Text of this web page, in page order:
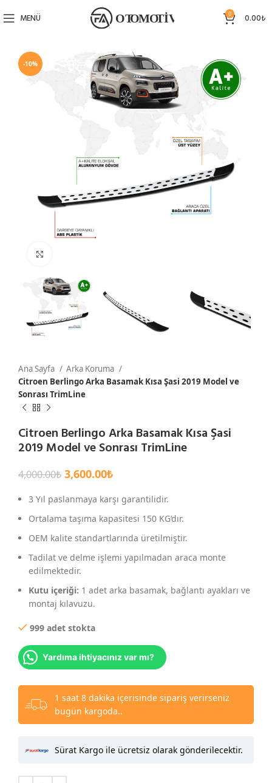
MENÜ 0 0.00₺
-10%
Ana Sayfa
Arka Koruma
Citroen Berlingo Arka Basamak Kısa Şasi 2019 Model ve
Sonrası TrimLine
Citroen Berlingo Arka Basamak Kısa Şasi
2019 Model ve Sonrası TrimLine
4,000.00₺ 3,600.00₺
3 Yıl paslanmaya karşı garantilidir.
Ortalama taşıma kapasitesi 150 KG’dır.
OEM kalite standartlarında üretilmiştir.
Tadilat ve delme işlemi yapılmadan araca monte
edilmektedir.
Kutu içeriği: 1 adet arka basamak, bağlantı ayakları ve
montaj kılavuzu.
999 adet stokta
Yardıma ihtiyacınız var mı?
1 saat 8 dakika içerisinde sipariş verirseniz
bugün kargoda..
Sürat Kargo ile ücretsiz olarak gönderilecektir.